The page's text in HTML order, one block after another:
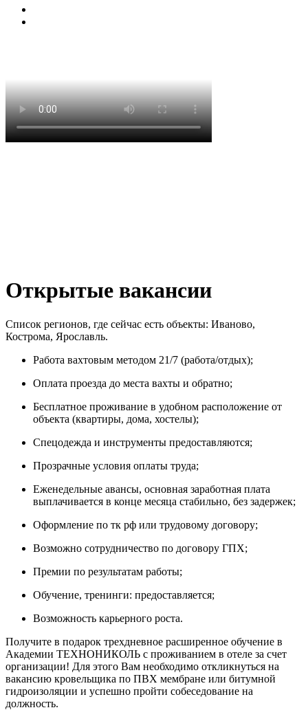
Открытые вакансии
Список регионов, где сейчас есть объекты: Иваново,
Кострома, Ярославль.
Работа вахтовым методом 21/7 (работа/отдых);
Оплата проезда до места вахты и обратно;
Бесплатное проживание в удобном расположение от
объекта (квартиры, дома, хостелы);
Спецодежда и инструменты предоставляются;
Прозрачные условия оплаты труда;
Еженедельные авансы, основная заработная плата
выплачивается в конце месяца стабильно, без задержек;
Оформление по тк рф или трудовому договору;
Возможно сотрудничество по договору ГПХ;
Премии по результатам работы;
Обучение, тренинги: предоставляется;
Возможность карьерного роста.
Получите в подарок трехдневное расширенное обучение в
Академии ТЕХНОНИКОЛЬ с проживанием в отеле за счет
организации! Для этого Вам необходимо откликнуться на
вакансию кровельщика по ПВХ мембране или битумной
гидроизоляции и успешно пройти собеседование на
должность.